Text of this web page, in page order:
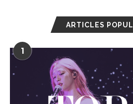
ARTICLES
1